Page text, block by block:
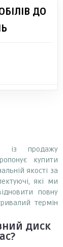
ДО
із продажу
купити
якості за
які ми
повну
термін
диск